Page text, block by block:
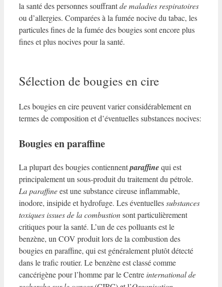
la santé des personnes souffrantde maladies respiratoires
ou d’allergies. Comparées à la fumée nocive du tabac, les
particules fines de la fumée des bougies sont encore plus
fines et plus nocives pour la santé.
Sélection de bougies en cire
Les bougies en cire peuvent varier considérablement en
termes de composition et d’éventuelles substances nocives:
Bougies en paraffine
La plupart des bougies contiennentparaffinequi est
principalement un sous-produit du traitement du pétrole.
La paraffineest une substance cireuse inflammable,
inodore, insipide et hydrofuge. Les éventuellessubstances
toxiques issues de la combustionsont particulièrement
critiques pour la santé. L’un de ces polluants est le
benzène, un COV produit lors de la combustion des
bougies en paraffine, qui est généralement plutôt détecté
dans le trafic routier. Le benzène est classé comme
cancérigène pour l’homme par le Centre international de